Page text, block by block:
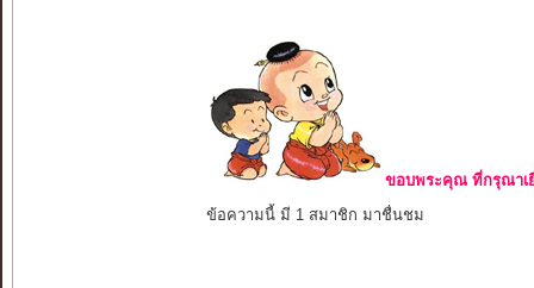
ขอบพระคุณ ที่กรุณาเ
ข้อความนี้ มี 1 สมาชิก มาชื่นชม